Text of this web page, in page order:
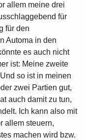
allem meine drei
für
für den
Automa in den
es auch nicht
ist: Meine zweite
so ist in meinen
zwei Partien gut,
auch damit zu tun,
Ich kann also mit
allem steuern,
machen wird bzw.